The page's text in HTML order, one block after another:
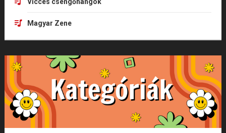
Vicces csengőhangok
Magyar Zene